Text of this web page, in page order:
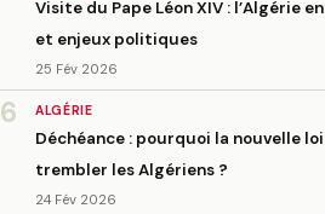
Visite du Pape Léon XIV : l’Algérie
et enjeux politiques
25 Fév 2026
6 ALGÉRIE
Déchéance : pourquoi la nouvelle
trembler les Algériens ?
24 Fév 2026